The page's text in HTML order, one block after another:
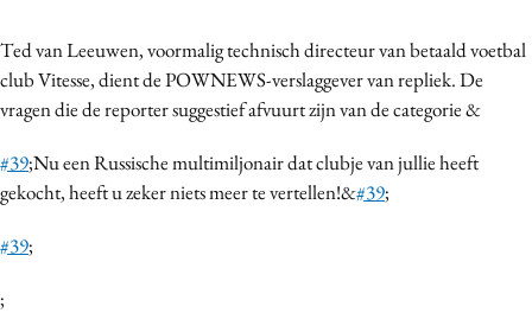
Ted van Leeuwen, voormalig technisch directeur van betaald voetbal
club Vitesse, dient de POWNEWS-verslaggever van repliek. De
vragen die de reporter suggestief afvuurt zijn van de categorie &
#39;Nu een Russische multimiljonair dat clubje van jullie heeft
gekocht, heeft u zeker niets meer te vertellen!&#39;
#39;
;